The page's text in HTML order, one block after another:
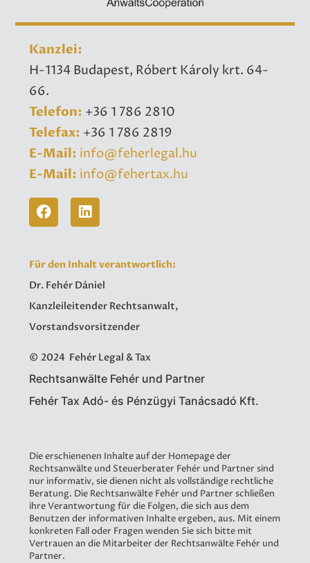
Kanzlei:
H-1134 Budapest, Róbert Károly krt. 64-
66.
Telefon: +36 1 786 2810
​Telefax: +36 1 786 2819
E-Mail: info@feherlegal.hu
E-Mail: info@fehertax.hu
Für den Inhalt verantwortlich:
Dr. Fehér Dániel
Kanzleileitender Rechtsanwalt,
Vorstandsvorsitzender
© 2024 Fehér Legal & Tax
Rechtsanwälte Fehér und Partner
Fehér Tax Adó- és Pénzügyi Tanácsadó Kft.
Die erschienenen Inhalte auf der Homepage der
Rechtsanwälte und Steuerberater Fehér und Partner sind
nur informativ, sie dienen nicht als vollständige rechtliche
Beratung. Die Rechtsanwälte Fehér und Partner schließen
ihre Verantwortung für die Folgen, die sich aus dem
Benutzen der informativen Inhalte ergeben, aus. Mit einem
konkreten Fall oder Fragen wenden Sie sich bitte mit
Vertrauen an die Mitarbeiter der Rechtsanwälte Fehér und
Partner.